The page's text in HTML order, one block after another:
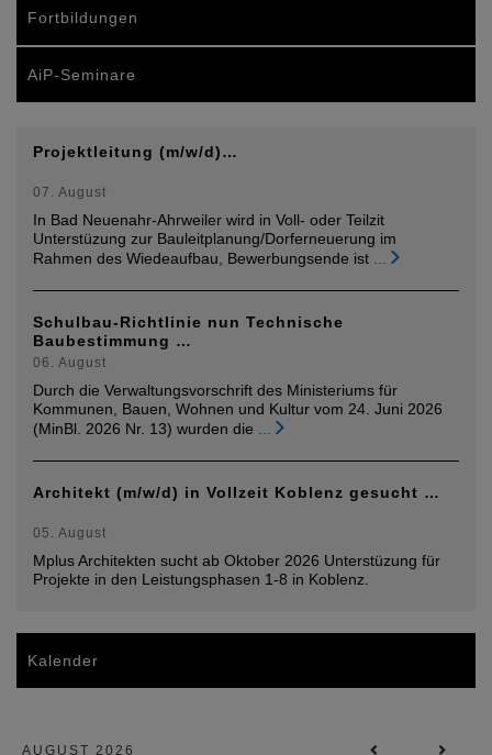
Fortbildungen
AiP-Seminare
Projektleitung (m/w/d)…
07. August
In Bad Neuenahr-Ahrweiler wird in Voll- oder Teilzit
Unterstüzung zur Bauleitplanung/Dorferneuerung im
Rahmen des Wiedeaufbau, Bewerbungsende ist
Schulbau-Richtlinie nun Technische
Baubestimmung …
06. August
Durch die Verwaltungsvorschrift des Ministeriums für
Kommunen, Bauen, Wohnen und Kultur vom 24. Juni 2026
(MinBl. 2026 Nr. 13) wurden die
Architekt (m/w/d) in Vollzeit Koblenz gesucht …
05. August
Mplus Architekten sucht ab Oktober 2026 Unterstüzung für
Projekte in den Leistungsphasen 1-8 in Koblenz.
Kalender
AUGUST 2026